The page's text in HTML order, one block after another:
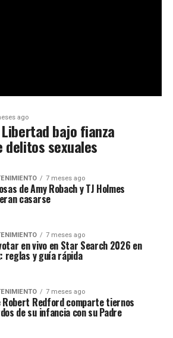
ago
bajo fianza
delitos sexuales
7 meses ago
de Amy Robach y TJ Holmes
casarse
7 meses ago
en vivo en Star Search 2026 en
reglas y guía rápida
7 meses ago
Robert Redford comparte tiernos
de su infancia con su Padre